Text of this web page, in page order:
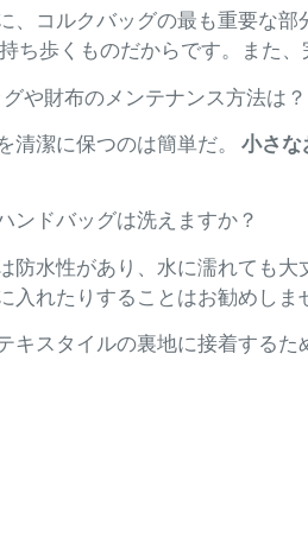
、コルクバッグの最も重要な
ち歩くものだからです。また
グや財布のメンテナンス方法は？
清潔に保つのは簡単だ。 小さな
ンドバッグは洗えますか？
防水性があり、水に濡れても
入れたりすることはお勧めしま
キスタイルの裏地に接着するた